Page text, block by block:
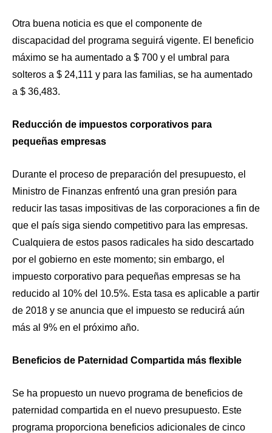
Otra buena noticia es que el componente de
discapacidad del programa seguirá vigente. El beneficio
máximo se ha aumentado a $ 700 y el umbral para
solteros a $ 24,111 y para las familias, se ha aumentado
a $ 36,483.
Reducción de impuestos corporativos para
pequeñas empresas
Durante el proceso de preparación del presupuesto, el
Ministro de Finanzas enfrentó una gran presión para
reducir las tasas impositivas de las corporaciones a fin de
que el país siga siendo competitivo para las empresas.
Cualquiera de estos pasos radicales ha sido descartado
por el gobierno en este momento; sin embargo, el
impuesto corporativo para pequeñas empresas se ha
reducido al 10% del 10.5%. Esta tasa es aplicable a partir
de 2018 y se anuncia que el impuesto se reducirá aún
más al 9% en el próximo año.
Beneficios de Paternidad Compartida más flexible
Se ha propuesto un nuevo programa de beneficios de
paternidad compartida en el nuevo presupuesto. Este
programa proporciona beneficios adicionales de cinco